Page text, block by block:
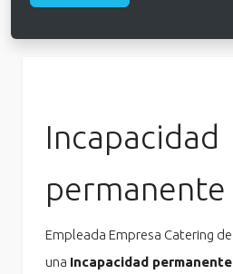
Incapacidad
Empleada Empresa Catering
una Incapacidad